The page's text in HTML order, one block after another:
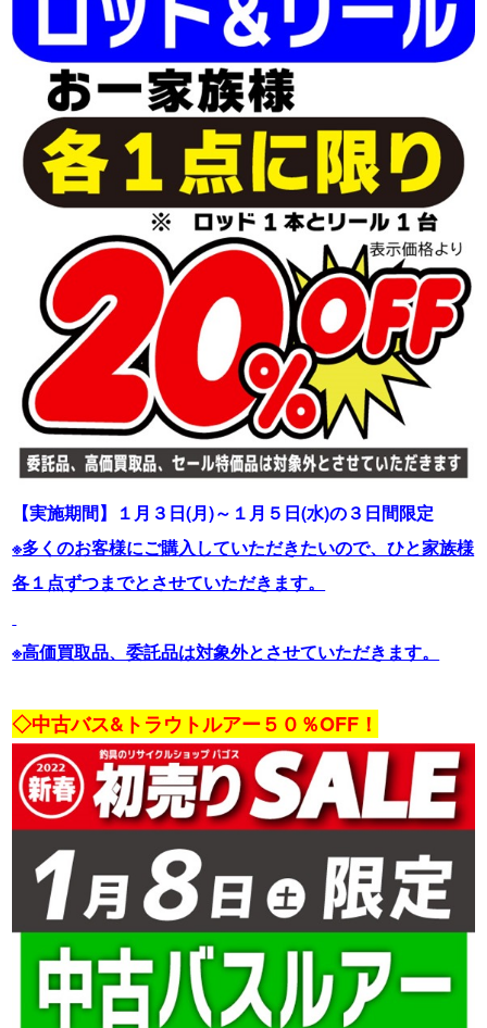
【実施期間】１月３日(月)～１月５日(水)の３日間限定
※多くのお客様にご購入していただきたいので、ひと家族様
各１点ずつまでとさせていただきます。
※高価買取品、委託品は対象外とさせていただきます。
◇中古バス&トラウトルアー５０％OFF！